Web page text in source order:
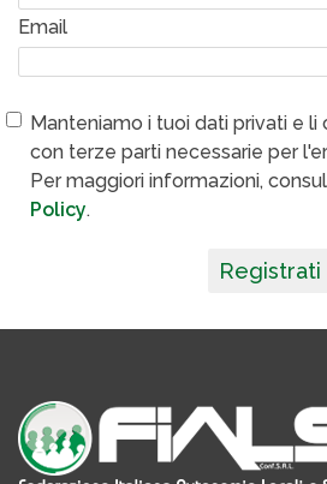
Email
Manteniamo i tuoi dati privati e li
con terze parti necessarie per
Per maggiori informazioni,
Policy.
Registrati